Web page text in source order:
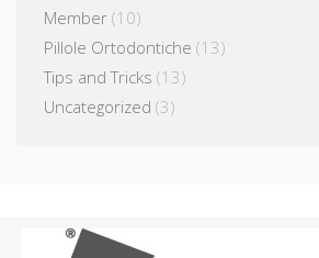
Member (10)
Pillole Ortodontiche (13)
Tips and Tricks (13)
Uncategorized (3)